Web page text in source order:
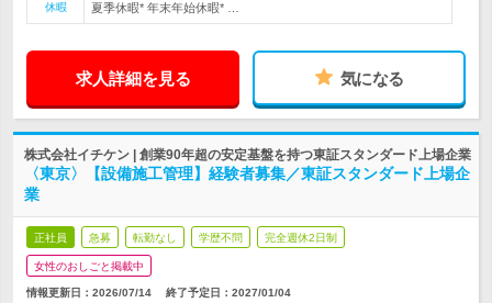
休暇
夏季休暇* 年末年始休暇* …
求人詳細を見る 気になる
株式会社イチケン | 創業90年超の安定基盤を持つ東証スタンダード上場企業
〈東京〉【設備施工管理】経験者募集／東証スタンダード上場企
業
正社員 急募 転勤なし 学歴不問 完全週休2日制
女性のおしごと掲載中
情報更新日：2026/07/14 終了予定日： 2027/01/04